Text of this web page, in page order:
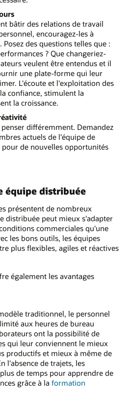
bâtir des relations de travail
encouragez-les à
. Posez des questions telles que :
? Que changeriez-
veulent être entendus et il
une plate-forme qui leur
L'écoute et l'exploitation des
confiance, stimulent la
la croissance.
différemment. Demandez
actuels de l'équipe de
pour de nouvelles opportunités
équipe distribuée
présentent de nombreux
distribuée peut mieux s'adapter
commerciales qu'une
les bons outils, les équipes
plus flexibles, agiles et réactives
également les avantages
traditionnel, le personnel
aux heures de bureau
ont la possibilité de
qui leur conviennent le mieux
productifs et mieux à même de
l'absence de trajets, les
de temps pour apprendre de
grâce à la formation